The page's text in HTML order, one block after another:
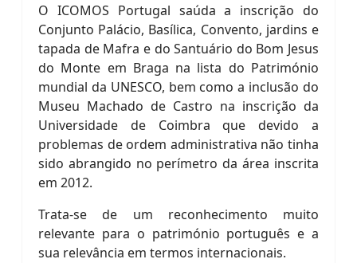
O ICOMOS Portugal saúda a inscrição do
Conjunto Palácio, Basílica, Convento, jardins e
tapada de Mafra e do Santuário do Bom Jesus
do Monte em Braga na lista do Património
mundial da UNESCO, bem como a inclusão do
Museu Machado de Castro na inscrição da
Universidade de Coimbra que devido a
problemas de ordem administrativa não tinha
sido abrangido no perímetro da área inscrita
em 2012.
Trata-se de um reconhecimento muito
relevante para o património português e a
sua relevância em termos internacionais.